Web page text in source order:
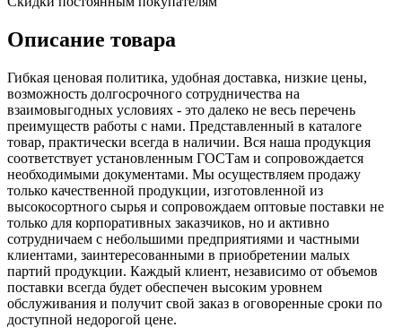
Описание товара
Гибкая ценовая политика, удобная доставка, низкие цены,
возможность долгосрочного сотрудничества на
взаимовыгодных условиях - это далеко не весь перечень
преимуществ работы с нами. Представленный в каталоге
товар, практически всегда в наличии. Вся наша продукция
соответствует установленным ГОСТам и сопровождается
необходимыми документами. Мы осуществляем продажу
только качественной продукции, изготовленной из
высокосортного сырья и сопровождаем оптовые поставки не
только для корпоративных заказчиков, но и активно
сотрудничаем с небольшими предприятиями и частными
клиентами, заинтересованными в приобретении малых
партий продукции. Каждый клиент, независимо от объемов
поставки всегда будет обеспечен высоким уровнем
обслуживания и получит свой заказ в оговоренные сроки по
доступной недорогой цене.